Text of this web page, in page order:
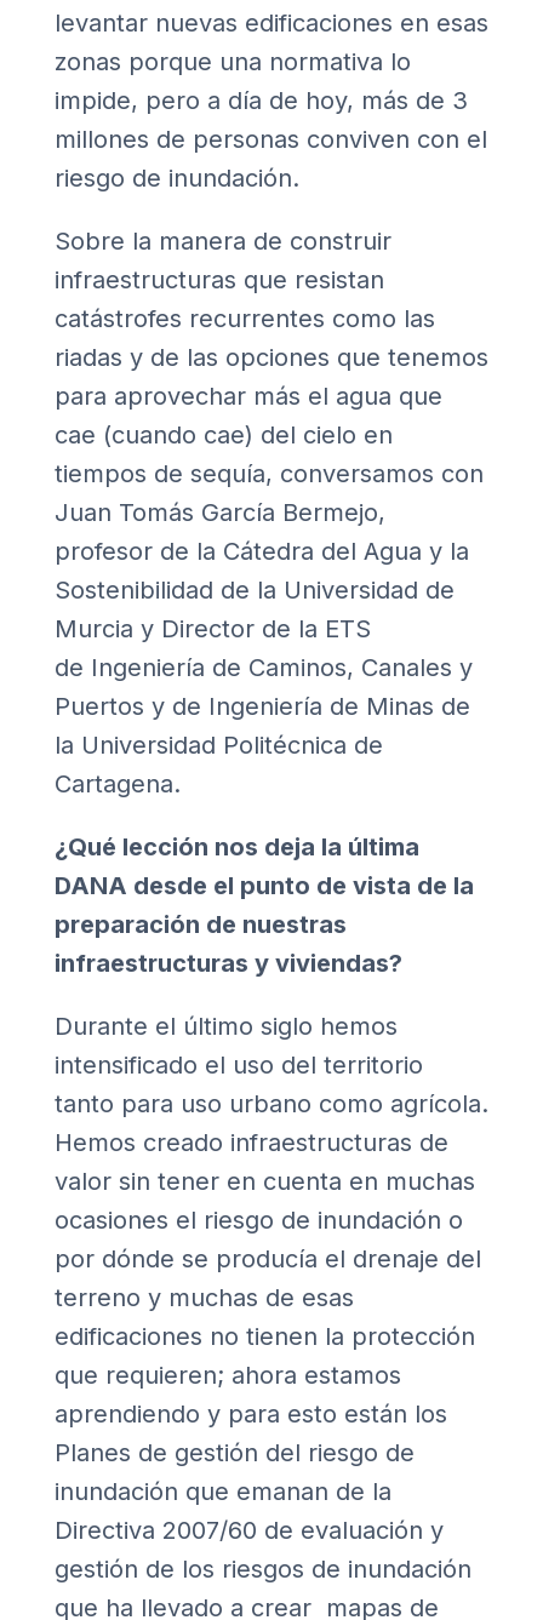
levantar nuevas edificaciones en esas
zonas porque una normativa lo
impide, pero a día de hoy, más de 3
millones de personas conviven con el
riesgo de inundación.
Sobre la manera de construir
infraestructuras que resistan
catástrofes recurrentes como las
riadas y de las opciones que tenemos
para aprovechar más el agua que
cae (cuando cae) del cielo en
tiempos de sequía, conversamos con
Juan Tomás García Bermejo,
profesor de la Cátedra del Agua y la
Sostenibilidad de la Universidad de
Murcia y Director de la ETS
de Ingeniería de Caminos, Canales y
Puertos y de Ingeniería de Minas de
la Universidad Politécnica de
Cartagena.
¿Qué lección nos deja la última
DANA desde el punto de vista de la
preparación de nuestras
infraestructuras y viviendas?
Durante el último siglo hemos
intensificado el uso del territorio
tanto para uso urbano como agrícola.
Hemos creado infraestructuras de
valor sin tener en cuenta en muchas
ocasiones el riesgo de inundación o
por dónde se producía el drenaje del
terreno y muchas de esas
edificaciones no tienen la protección
que requieren; ahora estamos
aprendiendo y para esto están los
Planes de gestión del riesgo de
inundación que emanan de la
Directiva 2007/60 de evaluación y
gestión de los riesgos de inundación
que ha llevado a crear mapas de